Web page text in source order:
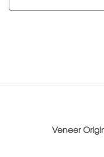
Veneer